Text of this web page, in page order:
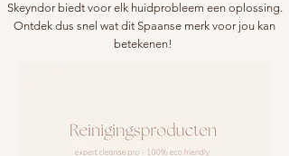
Skeyndor biedt voor elk huidprobleem een oplossing.
Ontdek dus snel wat dit Spaanse merk voor jou kan
betekenen!